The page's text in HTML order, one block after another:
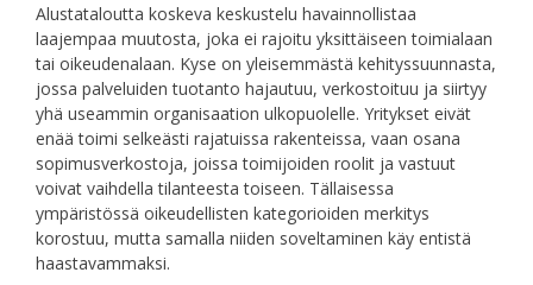
Alustataloutta koskeva keskustelu havainnollistaa
laajempaa muutosta, joka ei rajoitu yksittäiseen toimialaan
tai oikeudenalaan. Kyse on yleisemmästä kehityssuunnasta,
jossa palveluiden tuotanto hajautuu, verkostoituu ja siirtyy
yhä useammin organisaation ulkopuolelle. Yritykset eivät
enää toimi selkeästi rajatuissa rakenteissa, vaan osana
sopimusverkostoja, joissa toimijoiden roolit ja vastuut
voivat vaihdella tilanteesta toiseen. Tällaisessa
ympäristössä oikeudellisten kategorioiden merkitys
korostuu, mutta samalla niiden soveltaminen käy entistä
haastavammaksi.